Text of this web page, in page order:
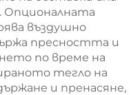
Опционалната
въздушно
пресността и
по време на
тегло на
и пренасяне,